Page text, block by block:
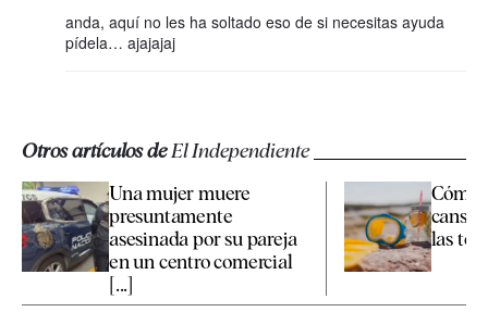
anda, aquí no les ha soltado eso de si necesitas ayuda
pídela… ajajajaj
Otros artículos deEl Independiente
Una mujer muere
presuntamente
asesinada por su pareja
en un centro comercial
[...]
Cómo
las